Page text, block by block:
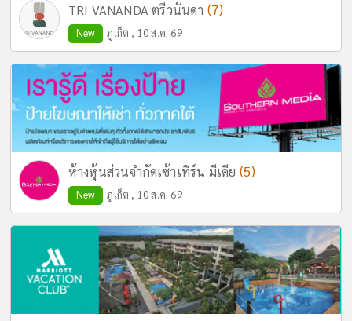
TRI VANANDA ตรีวนันดา (7)
New ภูเก็ต , 10 ส.ค. 69
ห้างหุ้นส่วนจำกัดเซ้าเทิร์น มีเดีย (5)
New ภูเก็ต , 10 ส.ค. 69